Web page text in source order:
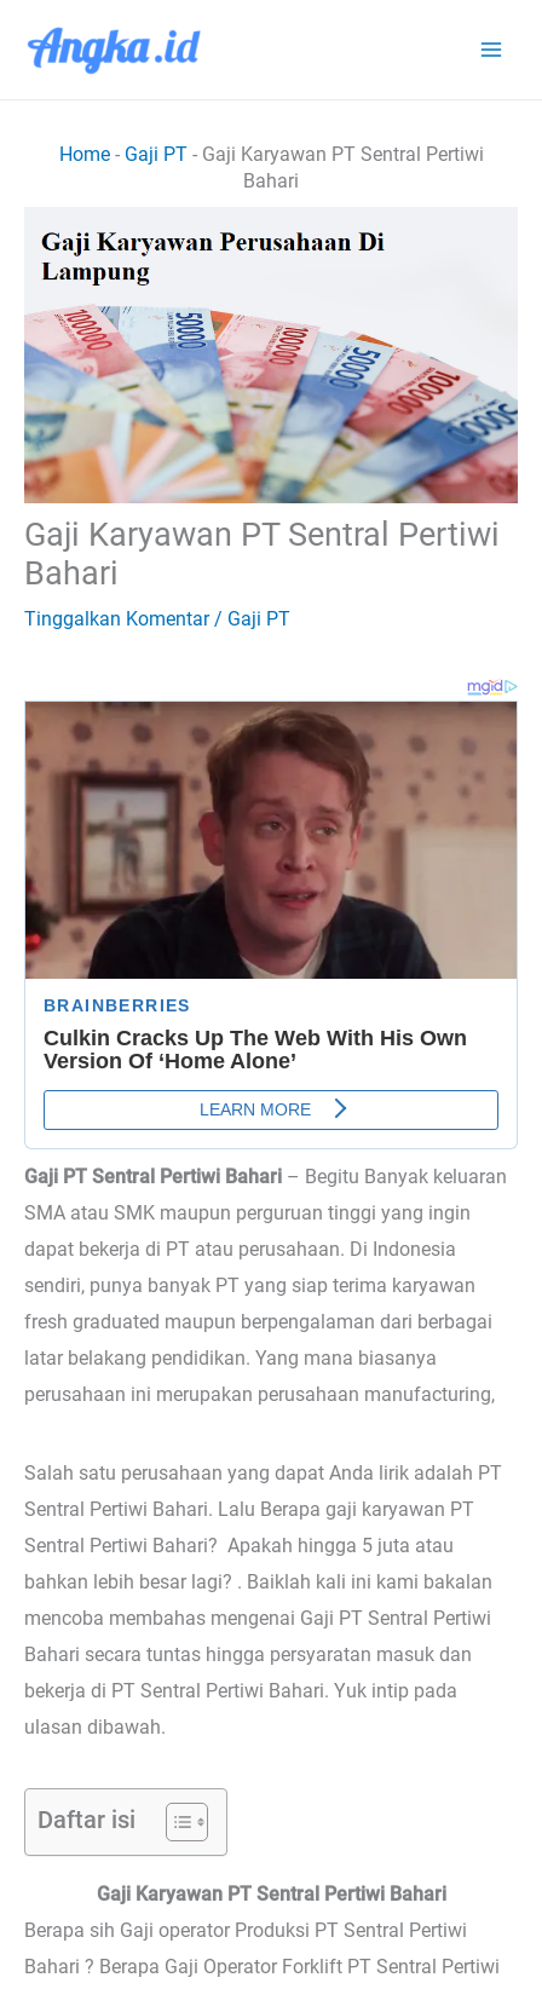
Home- Gaji PT- Gaji Karyawan PT Sentral Pertiwi
Bahari
Gaji Karyawan PT Sentral Pertiwi
Bahari
Tinggalkan Komentar / Gaji PT
Gaji PT Sentral Pertiwi Bahari – Begitu Banyak keluaran
SMA atau SMK maupun perguruan tinggi yang ingin
dapat bekerja di PT atau perusahaan. Di Indonesia
sendiri, punya banyak PT yang siap terima karyawan
fresh graduated maupun berpengalaman dari berbagai
latar belakang pendidikan. Yang mana biasanya
perusahaan ini merupakan perusahaan manufacturing,
Salah satu perusahaan yang dapat Anda lirik adalah PT
Sentral Pertiwi Bahari. Lalu Berapa gaji karyawan PT
Sentral Pertiwi Bahari? Apakah hingga 5 juta atau
bahkan lebih besar lagi? . Baiklah kali ini kami bakalan
mencoba membahas mengenai Gaji PT Sentral Pertiwi
Bahari secara tuntas hingga persyaratan masuk dan
bekerja di PT Sentral Pertiwi Bahari. Yuk intip pada
ulasan dibawah.
Daftar isi
Gaji Karyawan PT Sentral Pertiwi Bahari
Berapa sih Gaji operator Produksi PT Sentral Pertiwi
Bahari ? Berapa Gaji Operator Forklift PT Sentral Pertiwi